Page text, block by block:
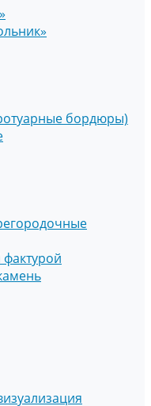
бордюры)